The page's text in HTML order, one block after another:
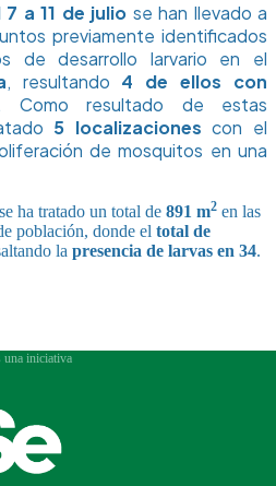
a 11 de julio se han llevado a
previamente identificados
de desarrollo larvario en el
, resultando 4 de ellos con
. Como resultado de estas
5 localizaciones con el
de mosquitos en una
se ha tratado un total de 891 m2 en las
población, donde el total de
la presencia de larvas en 34.
iniciativa